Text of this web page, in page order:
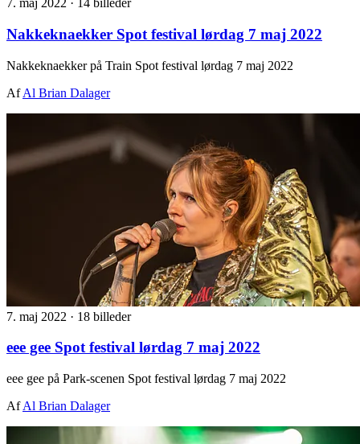
7. maj 2022 · 14 billeder
Nakkeknaekker Spot festival lørdag 7 maj 2022
Nakkeknaekker på Train Spot festival lørdag 7 maj 2022
AfAl Brian Dalager
7. maj 2022 · 18 billeder
eee gee Spot festival lørdag 7 maj 2022
eee gee på Park-scenen Spot festival lørdag 7 maj 2022
AfAl Brian Dalager